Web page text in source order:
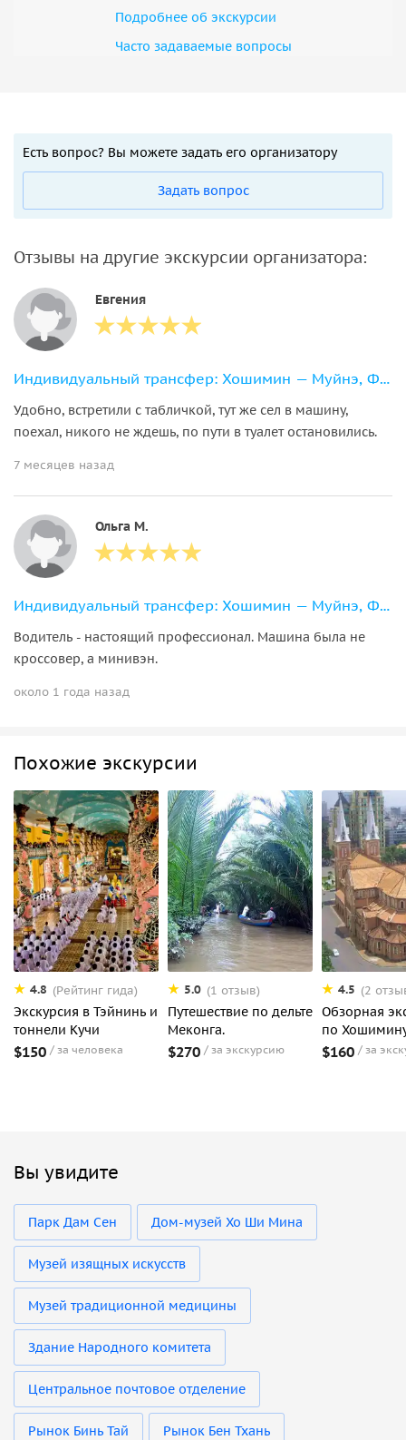
Подробнее об экскурсии
Часто задаваемые вопросы
Есть вопрос? Вы можете задать его организатору
Задать вопрос
Отзывы на другие экскурсии организатора:
Евгения
Индивидуальный трансфер: Хошимин — Муйнэ, Фантьет
Удобно, встретили с табличкой, тут же сел в машину,
поехал, никого не ждешь, по пути в туалет остановились.
7 месяцев назад
Ольга М.
Индивидуальный трансфер: Хошимин — Муйнэ, Фантьет
Водитель - настоящий профессионал. Машина была не
кроссовер, а минивэн.
около 1 года назад
Похожие экскурсии
4.8 (Рейтинг гида)
Экскурсия в Тэйнинь и
тоннели Кучи
$150 за человека
5.0 (1 отзыв)
Путешествие по дельте
Меконга.
$270 за экскурсию
4.5 (2
Обзорная
по
$160 за
Вы увидите
Парк Дам Сен Дом-музей Хо Ши Мина
Музей изящных искусств
Музей традиционной медицины
Здание Народного комитета
Центральное почтовое отделение
Рынок Бинь Тай Рынок Бен Тхань